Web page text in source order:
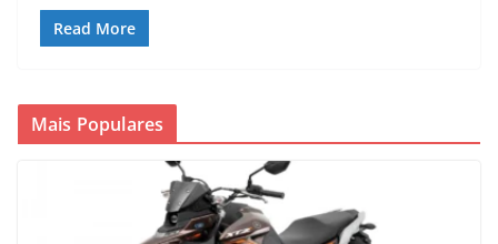
Read More
Mais Populares